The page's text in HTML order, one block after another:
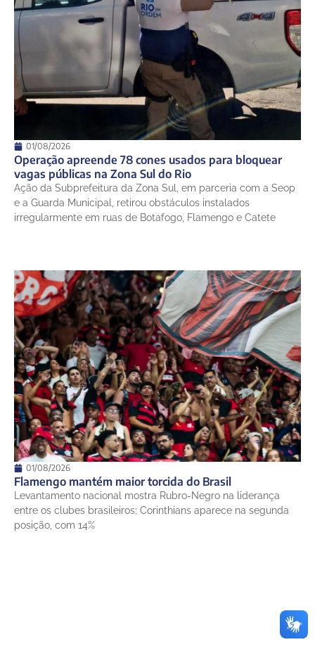
01/08/2026
Operação apreende 78 cones usados para bloquear
vagas públicas na Zona Sul do Rio
Ação da Subprefeitura da Zona Sul, em parceria com a Seop
e a Guarda Municipal, retirou obstáculos instalados
irregularmente em ruas de Botafogo, Flamengo e Catete
01/08/2026
Flamengo mantém maior torcida do Brasil
Levantamento nacional mostra Rubro-Negro na liderança
entre os clubes brasileiros; Corinthians aparece na segunda
posição, com 14%